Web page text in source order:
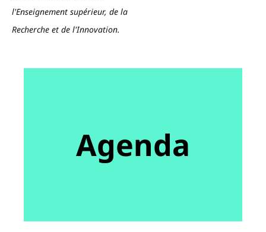
l'Enseignement supérieur, de la
Recherche et de l'Innovation.
Agenda